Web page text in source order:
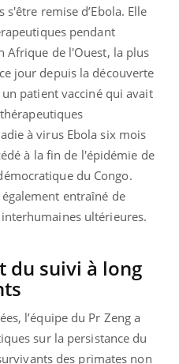
remise d’Ebola. Elle
pendant
Afrique de l'Ouest, la plus
jour depuis la découverte
patient vacciné qui avait
à virus Ebola six mois
à la fin de l'épidémie de
du Congo.
entraîné de
ultérieures.
du suivi à long
l’équipe du Pr Zeng a
sur la persistance du
des primates non